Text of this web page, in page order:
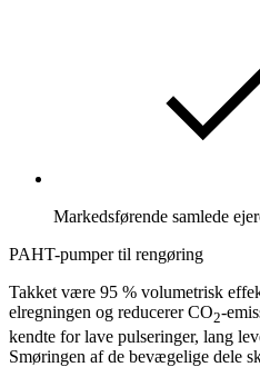
Markedsførende samlede
PAHT-pumper til rengøring
Takket være 95 % volumetrisk
elregningen og reducerer CO2-
kendte for lave pulseringer, lang
Smøringen af de bevægelige dele